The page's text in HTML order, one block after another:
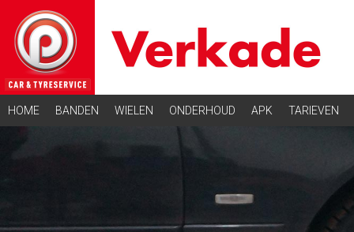
HOME BANDEN WIELEN ONDERHOUD APK TARIEVEN